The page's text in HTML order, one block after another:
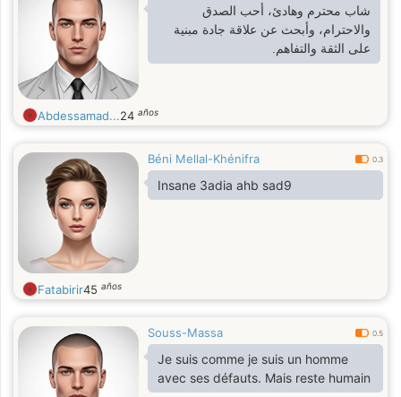
شاب محترم وهادئ، أحب الصدق
والاحترام، وأبحث عن علاقة جادة مبنية
على الثقة والتفاهم.
Abdessamad...24 años
Béni Mellal-Khénifra 0.3
Insane 3adia ahb sad9
Fatabirir45 años
Souss-Massa 0.5
Je suis comme je suis un homme
avec ses défauts. Mais reste humain